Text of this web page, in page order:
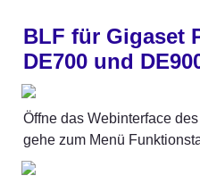
BLF für Gigaset
DE700 und
Öffne das Webinterface
gehe zum Menü